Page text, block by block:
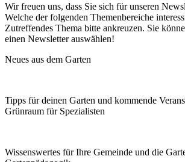
Wir freuen uns, dass Sie sich für unseren
Welche der folgenden Themenbereiche
Zutreffendes Thema bitte ankreuzen. Sie
einen Newsletter auswählen!
Neues aus dem Garten
Tipps für deinen Garten und kommende
Grünraum für Spezialisten
Wissenswertes für Ihre Gemeinde und die